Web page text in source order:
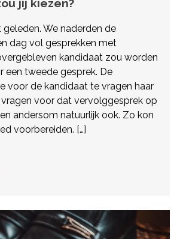
jij kiezen?
We naderden de
dag vol gesprekken met
kandidaat zou worden
een tweede gesprek. De
voor de kandidaat te vragen haar
voor dat vervolggesprek op
andersom natuurlijk ook. Zo kon
voorbereiden. […]